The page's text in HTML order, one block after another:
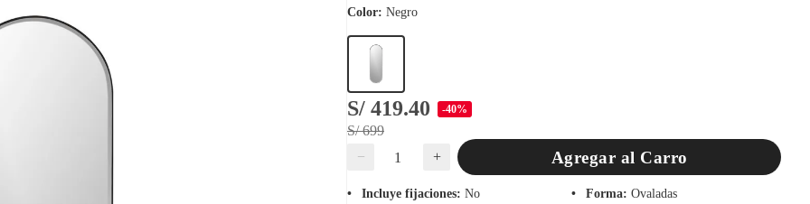
Color: Negro
S/ 419.40 -40%
S/ 699
−
+ Agregar al Carro
Incluye fijaciones: No Forma: Ovaladas